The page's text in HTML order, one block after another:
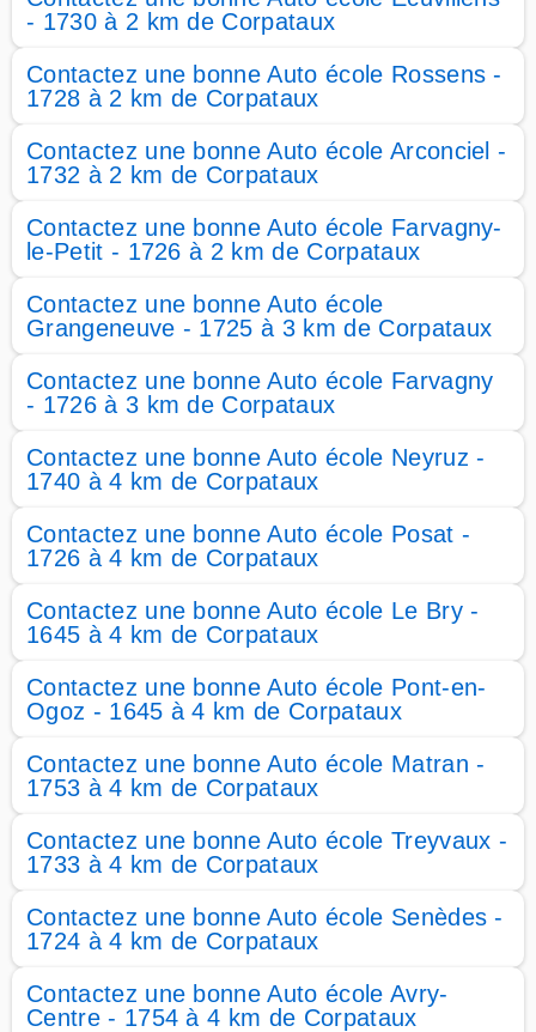
- 1730 à 2 km de Corpataux
Contactez une bonne Auto école Rossens -
1728 à 2 km de Corpataux
Contactez une bonne Auto école Arconciel -
1732 à 2 km de Corpataux
Contactez une bonne Auto école Farvagny-
le-Petit - 1726 à 2 km de Corpataux
Contactez une bonne Auto école
Grangeneuve - 1725 à 3 km de Corpataux
Contactez une bonne Auto école Farvagny
- 1726 à 3 km de Corpataux
Contactez une bonne Auto école Neyruz -
1740 à 4 km de Corpataux
Contactez une bonne Auto école Posat -
1726 à 4 km de Corpataux
Contactez une bonne Auto école Le Bry -
1645 à 4 km de Corpataux
Contactez une bonne Auto école Pont-en-
Ogoz - 1645 à 4 km de Corpataux
Contactez une bonne Auto école Matran -
1753 à 4 km de Corpataux
Contactez une bonne Auto école Treyvaux -
1733 à 4 km de Corpataux
Contactez une bonne Auto école Senèdes -
1724 à 4 km de Corpataux
Contactez une bonne Auto école Avry-
Centre - 1754 à 4 km de Corpataux